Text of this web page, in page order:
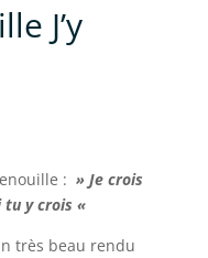
J’y
: » Je crois
tu y crois «
très beau rendu